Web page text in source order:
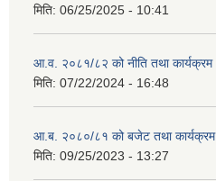
मिति: 06/25/2025 - 10:41
आ.व. २०८१/८२ को नीति तथा कार्यक्रम
मिति: 07/22/2024 - 16:48
आ.ब. २०८०/८१ को बजेट तथा कार्यक्रम
मिति: 09/25/2023 - 13:27